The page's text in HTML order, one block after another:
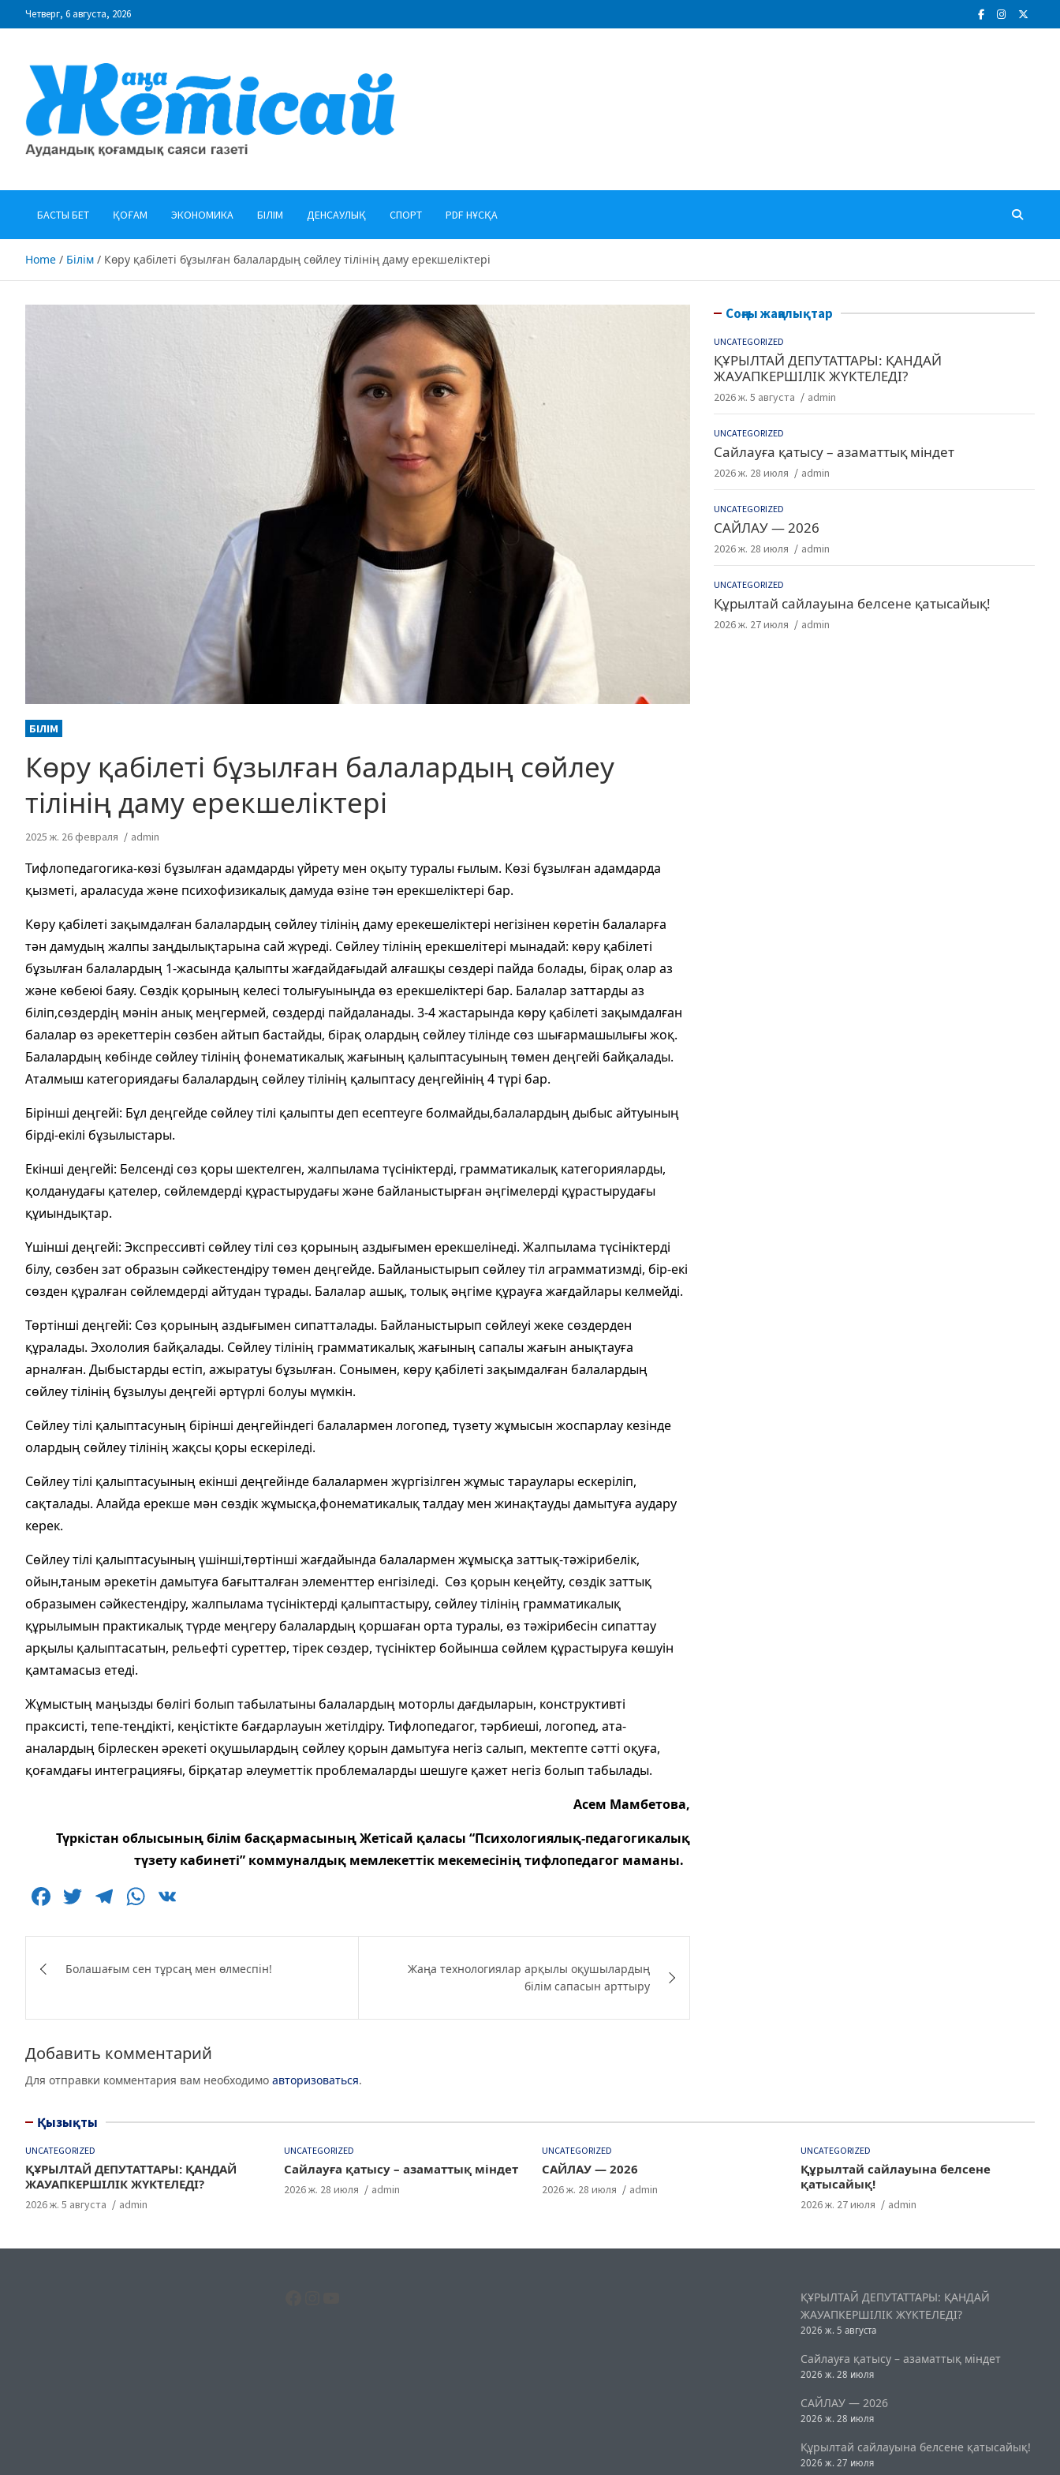
to
Четверг, 6 августа, 2026
"Жаңа Жетісай" газеті
БАСТЫ БЕТ ҚОҒАМ ЭКОНОМИКА БІЛІМ ДЕНСАУЛЫҚ СПОРТ PDF НҰСҚА
Home Білім Көру қабілеті бұзылған балалардың сөйлеу тілінің даму ерекшеліктері
БІЛІМ
Көру қабілеті бұзылған балалардың сөйлеу
тілінің даму ерекшеліктері
2025 ж. 26 февраля admin
Тифлопедагогика-көзі бұзылған адамдарды үйрету мен оқыту туралы ғылым. Көзі бұзылған адамдарда
қызметі, араласуда және психофизикалық дамуда өзіне тән ерекшеліктері бар.
Көру қабілеті зақымдалған балалардың сөйлеу тілінің даму ерекешеліктері негізінен көретін балаларға
тән дамудың жалпы заңдылықтарына сай жүреді. Сөйлеу тілінің ерекшелітері мынадай: көру қабілеті
бұзылған балалардың 1-жасында қалыпты жағдайдағыдай алғашқы сөздері пайда болады, бірақ олар аз
және көбеюі баяу. Сөздік қорының келесі толығуыныңда өз ерекшеліктері бар. Балалар заттарды аз
біліп,сөздердің мәнін анық меңгермей, сөздерді пайдаланады. 3-4 жастарында көру қабілеті зақымдалған
балалар өз әрекеттерін сөзбен айтып бастайды, бірақ олардың сөйлеу тілінде сөз шығармашылығы жоқ.
Балалардың көбінде сөйлеу тілінің фонематикалық жағының қалыптасуының төмен деңгейі байқалады.
Аталмыш категориядағы балалардың сөйлеу тілінің қалыптасу деңгейінің 4 түрі бар.
Бірінші деңгейі: Бұл деңгейде сөйлеу тілі қалыпты деп есептеуге болмайды,балалардың дыбыс айтуының
бірді-екілі бұзылыстары.
Екінші деңгейі: Белсенді сөз қоры шектелген, жалпылама түсініктерді, грамматикалық категорияларды,
қолданудағы қателер, сөйлемдерді құрастырудағы және байланыстырған әңгімелерді құрастырудағы
құиындықтар.
Үшінші деңгейі: Экспрессивті сөйлеу тілі сөз қорының аздығымен ерекшелінеді. Жалпылама түсініктерді
білу, сөзбен зат образын сәйкестендіру төмен деңгейде. Байланыстырып сөйлеу тіл аграмматизмді, бір-екі
сөзден құралған сөйлемдерді айтудан тұрады. Балалар ашық, толық әңгіме құрауға жағдайлары келмейді.
Төртінші деңгейі: Сөз қорының аздығымен сипатталады. Байланыстырып сөйлеуі жеке сөздерден
құралады. Эхололия байқалады. Сөйлеу тілінің грамматикалық жағының сапалы жағын анықтауға
арналған. Дыбыстарды естіп, ажыратуы бұзылған. Сонымен, көру қабілеті зақымдалған балалардың
сөйлеу тілінің бұзылуы деңгейі әртүрлі болуы мүмкін.
Сөйлеу тілі қалыптасуның бірінші деңгейіндегі балалармен логопед, түзету жұмысын жоспарлау кезінде
олардың сөйлеу тілінің жақсы қоры ескеріледі.
Сөйлеу тілі қалыптасуының екінші деңгейінде балалармен жүргізілген жұмыс тараулары ескеріліп,
сақталады. Алайда ерекше мән сөздік жұмысқа,фонематикалық талдау мен жинақтауды дамытуға аудару
керек.
Сөйлеу тілі қалыптасуының үшінші,төртінші жағдайында балалармен жұмысқа заттық-тәжірибелік,
ойын,таным әрекетін дамытуға бағытталған элементтер енгізіледі. Сөз қорын кеңейту, сөздік заттық
образымен сәйкестендіру, жалпылама түсініктерді қалыптастыру, сөйлеу тілінің грамматикалық
құрылымын практикалық түрде меңгеру балалардың қоршаған орта туралы, өз тәжірибесін сипаттау
арқылы қалыптасатын, рельефті суреттер, тірек сөздер, түсініктер бойынша сөйлем құрастыруға көшуін
қамтамасыз етеді.
Жұмыстың маңызды бөлігі болып табылатыны балалардың моторлы дағдыларын, конструктивті
праксисті, тепе-теңдікті, кеңістікте бағдарлауын жетілдіру. Тифлопедагог, тәрбиеші, логопед, ата-
аналардың бірлескен әрекеті оқушылардың сөйлеу қорын дамытуға негіз салып, мектепте сәтті оқуға,
қоғамдағы интеграцияғы, бірқатар әлеуметтік проблемаларды шешуге қажет негіз болып табылады.
Асем Мамбетова,
Түркістан облысының білім басқармасының Жетісай қаласы “Психологиялық-педагогикалық
түзету кабинеті” коммуналдық мемлекеттік мекемесінің тифлопедагог маманы.
F
c
e
o
o
k
T
itt
er
T
e
g
m
W
at
s
p
p
по
записям
Болашағым сен тұрсаң мен өлмеспін!
Жаңа технологиялар арқылы оқушылардың
білім сапасын арттыру
Добавить комментарий
Для отправки комментария вам необходимо авторизоваться.
Соңғы жаңалықтар
UNCATEGORIZED
ҚҰРЫЛТАЙ ДЕПУТАТТАРЫ: ҚАНДАЙ
ЖАУАПКЕРШІЛІК ЖҮКТЕЛЕДІ?
2026 ж. 5 августа admin
UNCATEGORIZED
Сайлауға қатысу – азаматтық міндет
2026 ж. 28 июля admin
UNCATEGORIZED
САЙЛАУ — 2026
2026 ж. 28 июля admin
UNCATEGORIZED
Құрылтай сайлауына белсене қатысайық!
2026 ж. 27 июля admin
Қызықты
UNCATEGORIZED
ҚҰРЫЛТАЙ ДЕПУТАТТАРЫ: ҚАНДАЙ
ЖАУАПКЕРШІЛІК ЖҮКТЕЛЕДІ?
2026 ж. 5 августа admin
UNCATEGORIZED
Сайлауға қатысу – азаматтық міндет
2026 ж. 28 июля admin
UNCATEGORIZED
САЙЛАУ — 2026
2026 ж. 28 июля admin
UNCATEGORIZED
Құрылтай сайлауына белсене
қатысайық!
2026 ж. 27 июля admin
ҚҰРЫЛТАЙ ДЕПУТАТТАРЫ: ҚАНДАЙ
ЖАУАПКЕРШІЛІК ЖҮКТЕЛЕДІ?
2026 ж. 5 августа
Сайлауға қатысу – азаматтық міндет
2026 ж. 28 июля
САЙЛАУ — 2026
2026 ж. 28 июля
Құрылтай сайлауына белсене қатысайық!
2026 ж. 27 июля